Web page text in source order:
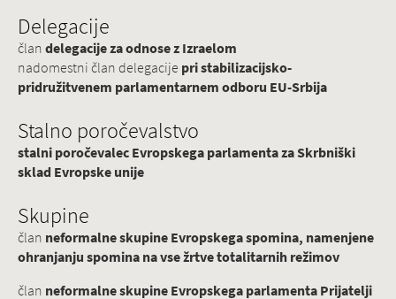
Delegacije
člandelegacije za odnose z Izraelom
nadomestni član delegacije pri stabilizacijsko-
pridružitvenem parlamentarnem odboru EU-Srbija
Stalno poročevalstvo
stalni poročevalec Evropskega parlamenta za Skrbniški
sklad Evropske unije
Skupine
član neformalne skupine Evropskega spomina, namenjene
ohranjanju spomina na vse žrtve totalitarnih režimov
član neformalne skupine Evropskega parlamenta Prijatelji